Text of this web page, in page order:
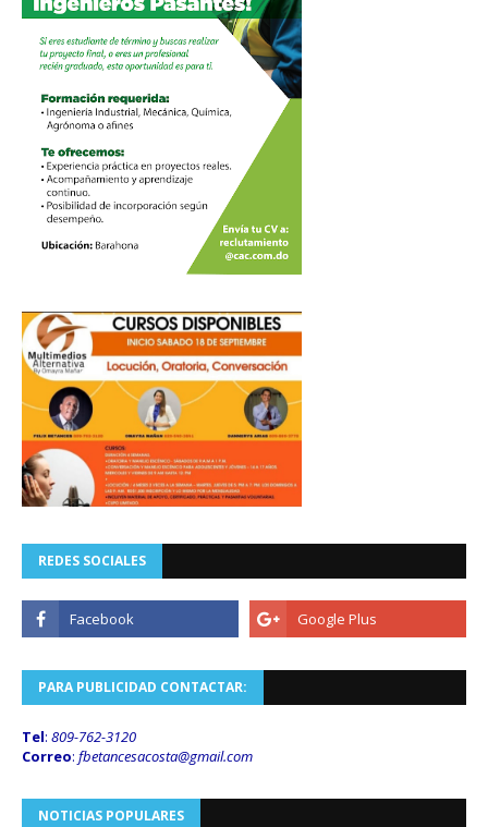
REDES SOCIALES
PARA PUBLICIDAD CONTACTAR:
Tel: 809-762-3120
Correo: fbetancesacosta@gmail.com
NOTICIAS POPULARES